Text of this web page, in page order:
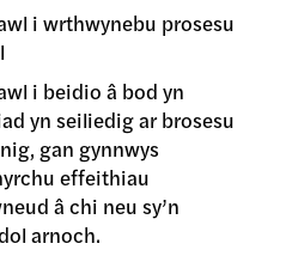
i wrthwynebu prosesu
i beidio â bod yn
yn seiliedig ar brosesu
gan gynnwys
effeithiau
â chi neu sy’n
arnoch.